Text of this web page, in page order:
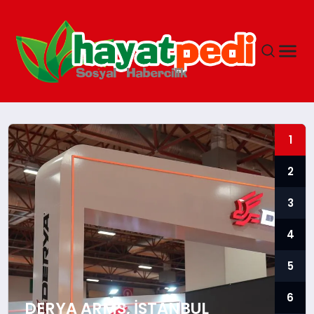
ANASAYFA
YAŞAM
GUNCEL
SAĞLIK
SPOR & FITNESS
DERYA ARMS, İSTANBUL
1
2
3
4
5
6